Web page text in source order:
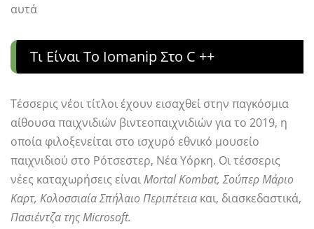
αυτά
Τι Είναι Το Iomanip Στο C ++
Τέσσερις νέοι τίτλοι έχουν εισαχθεί στην παγκόσμια
αίθουσα παιχνιδιών βιντεοπαιχνιδιών για το 2019, η
οποία φιλοξενείται στο ισχυρό εθνικό μουσείο
παιχνιδιού στο Ρότσεστερ, Νέα Υόρκη. Οι τέσσερις
νέες καταχωρήσεις είναιMortal Kombat, Σούπερ Μάριο
Καρτ, Κολοσσιαία Σπήλαιο Περιπέτεια και, διασκεδαστικά,
Πασιέντζα της Microsoft.